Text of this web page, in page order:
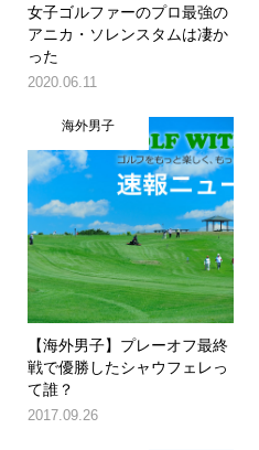
女子ゴルファーのプロ最強の
アニカ・ソレンスタムは凄か
った
2020.06.11
海外男子
【海外男子】プレーオフ最終
戦で優勝したシャウフェレっ
て誰？
2017.09.26